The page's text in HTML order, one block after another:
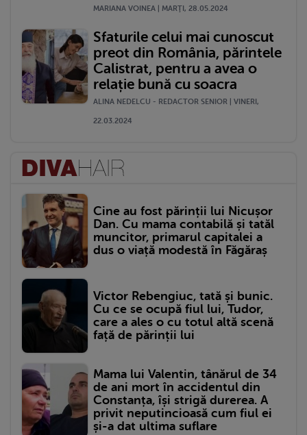
MARIANA VOINEA | MARŢI, 28.05.2024
Sfaturile celui mai cunoscut
preot din România, părintele
Calistrat, pentru a avea o
relație bună cu soacra
ALINA NEDELCU - REDACTOR SENIOR | VINERI,
22.03.2024
Cine au fost părinții lui Nicușor
Dan. Cu mama contabilă și tatăl
muncitor, primarul capitalei a
dus o viață modestă în Făgăraș
Victor Rebengiuc, tată și bunic.
Cu ce se ocupă fiul lui, Tudor,
care a ales o cu totul altă scenă
față de părinții lui
Mama lui Valentin, tânărul de 34
de ani mort în accidentul din
Constanța, își strigă durerea. A
privit neputincioasă cum fiul ei
și-a dat ultima suflare